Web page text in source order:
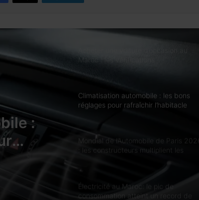
:
Crédits bancaires : les impayés
Maroc : les vérifications
Climatisation automobile : les bons
réglages pour rafraîchir l’habitacle
Mondial de l’Automobile de Paris 2026
: les constructeurs multiplient les
Électricité au Maroc: le pic de
consommation atteint un record de